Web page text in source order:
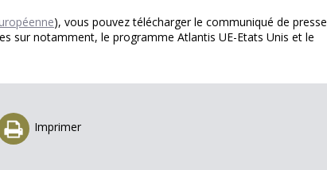
), vous pouvez télécharger le communiqué de presse
sur notamment, le programme Atlantis UE-Etats Unis et le
Imprimer